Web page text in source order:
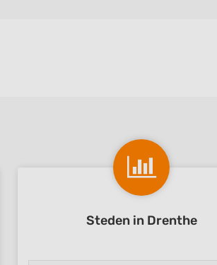
Steden in Drenthe